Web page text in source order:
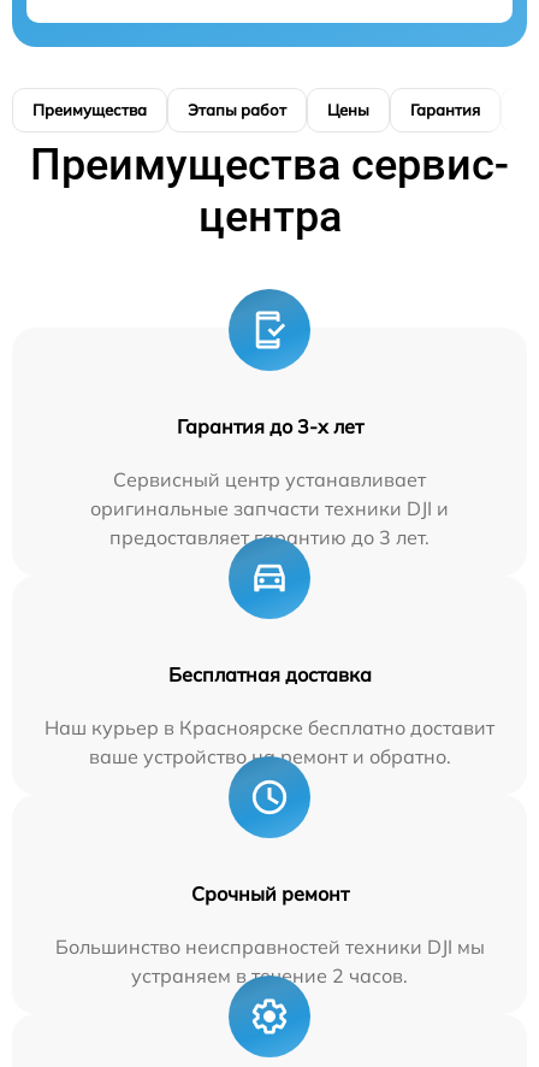
Преимущества Этапы работ Цены Гарантия
Преимущества сервис-
центра
Гарантия до 3-х лет
Сервисный центр устанавливает
оригинальные запчасти техники DJI и
предоставляет гарантию до 3 лет.
Бесплатная доставка
Наш курьер в Красноярске бесплатно доставит
ваше устройство на ремонт и обратно.
Срочный ремонт
Большинство неисправностей техники DJI мы
устраняем в течение 2 часов.